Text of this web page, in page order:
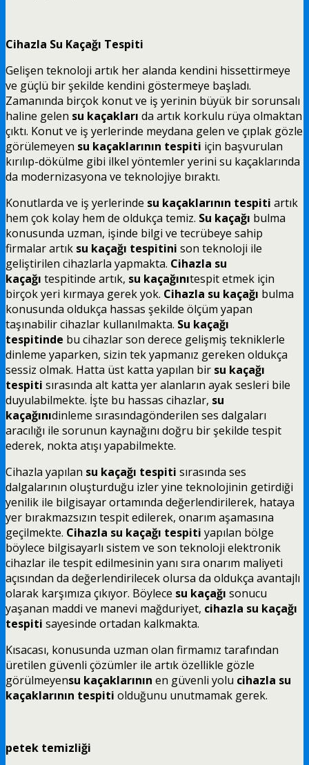
Cihazla Su Kaçağı Tespiti
Gelişen teknoloji artık her alanda kendini hissettirmeye
ve güçlü bir şekilde kendini göstermeye başladı.
Zamanında birçok konut ve iş yerinin büyük bir sorunsalı
haline gelen su kaçakları da artık korkulu rüya olmaktan
çıktı. Konut ve iş yerlerinde meydana gelen ve çıplak gözle
görülemeyen su kaçaklarının tespiti için başvurulan
kırılıp-dökülme gibi ilkel yöntemler yerini su kaçaklarında
da modernizasyona ve teknolojiye bıraktı.
Konutlarda ve iş yerlerinde su kaçaklarının tespiti artık
hem çok kolay hem de oldukça temiz. Su kaçağı bulma
konusunda uzman, işinde bilgi ve tecrübeye sahip
firmalar artık su kaçağı tespitini son teknoloji ile
geliştirilen cihazlarla yapmakta. Cihazla su
kaçağı tespitinde artık, su kaçağınıtespit etmek için
birçok yeri kırmaya gerek yok. Cihazla su kaçağı bulma
konusunda oldukça hassas şekilde ölçüm yapan
taşınabilir cihazlar kullanılmakta. Su kaçağı
tespitinde bu cihazlar son derece gelişmiş tekniklerle
dinleme yaparken, sizin tek yapmanız gereken oldukça
sessiz olmak. Hatta üst katta yapılan bir su kaçağı
tespiti sırasında alt katta yer alanların ayak sesleri bile
duyulabilmekte. İşte bu hassas cihazlar, su
kaçağınıdinleme sırasındagönderilen ses dalgaları
aracılığı ile sorunun kaynağını doğru bir şekilde tespit
ederek, nokta atışı yapabilmekte.
Cihazla yapılan su kaçağı tespiti sırasında ses
dalgalarının oluşturduğu izler yine teknolojinin getirdiği
yenilik ile bilgisayar ortamında değerlendirilerek, hataya
yer bırakmazsızın tespit edilerek, onarım aşamasına
geçilmekte. Cihazla su kaçağı tespiti yapılan bölge
böylece bilgisayarlı sistem ve son teknoloji elektronik
cihazlar ile tespit edilmesinin yanı sıra onarım maliyeti
açısından da değerlendirilecek olursa da oldukça avantajlı
olarak karşımıza çıkıyor. Böylece su kaçağı sonucu
yaşanan maddi ve manevi mağduriyet, cihazla su kaçağı
tespiti sayesinde ortadan kalkmakta.
Kısacası, konusunda uzman olan firmamız tarafından
üretilen güvenli çözümler ile artık özellikle gözle
görülmeyensu kaçaklarının en güvenli yolu cihazla su
kaçaklarının tespiti olduğunu unutmamak gerek.
petek temizliği